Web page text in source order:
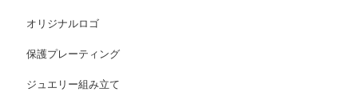
オリジナルロゴ
保護プレーティング
ジュエリー組み立て